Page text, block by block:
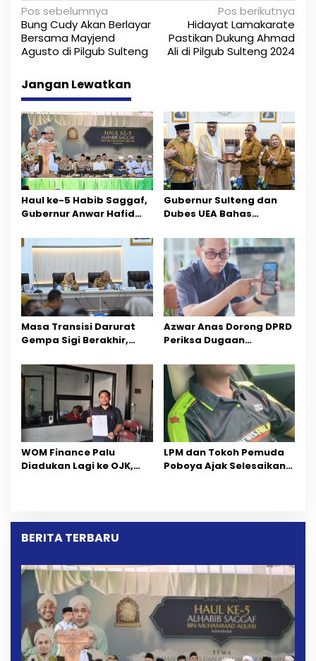
N
a
v
i
g
a
s
i
p
o
s
Pos sebelumnya
Bung Cudy Akan Berlayar
Bersama Mayjend
Agusto di Pilgub Sulteng
Pos berikutnya
Hidayat Lamakarate
Pastikan Dukung Ahmad
Ali di Pilgub Sulteng 2024
Jangan Lewatkan
Haul ke-5 Habib Saggaf,
Gubernur Anwar Hafid
Ilmu dan Pendidikan
Gubernur Sulteng dan
Dubes UEA Bahas
Sektor Jadi Prioritas
Masa Transisi Darurat
Gempa Sigi Berakhir,
Percepatan Pemulihan
Azwar Anas Dorong DPRD
Periksa Dugaan
Wilayah Tambang PT
CPM
‎WOM Finance Palu
Diadukan Lagi ke OJK,
Dipersoalkan ‎
LPM dan Tokoh Pemuda
Poboya Ajak Selesaikan
BERITA TERBARU